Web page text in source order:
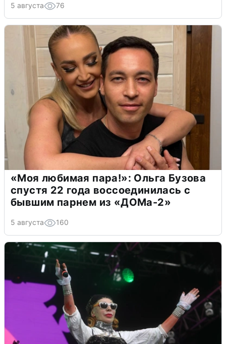
5 августа 76
«Моя любимая пара!»: Ольга Бузова
спустя 22 года воссоединилась с
бывшим парнем из «ДОМа-2»
5 августа 160